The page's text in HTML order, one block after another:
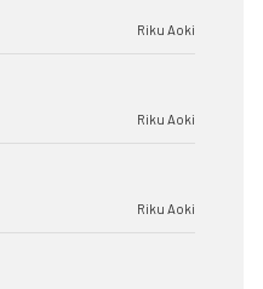
Riku Aoki
Riku Aoki
Riku Aoki